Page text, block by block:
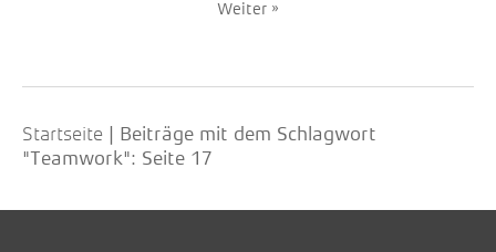
Weiter »
Startseite
Beiträge mit dem Schlagwort
"Teamwork": Seite 17